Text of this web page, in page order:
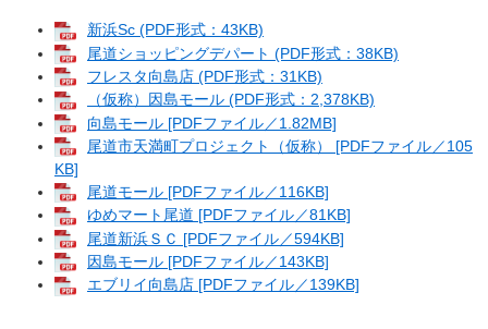
新浜Sc (PDF形式：43KB)
尾道ショッピングデパート (PDF形式：38KB)
フレスタ向島店 (PDF形式：31KB)
（仮称）因島モール (PDF形式：2,378KB)
向島モール [PDFファイル／1.82MB]
尾道市天満町プロジェクト（仮称） [PDFファイル／105
KB]
尾道モール [PDFファイル／116KB]
ゆめマート尾道 [PDFファイル／81KB]
尾道新浜ＳＣ [PDFファイル／594KB]
因島モール [PDFファイル／143KB]
エブリイ向島店 [PDFファイル／139KB]